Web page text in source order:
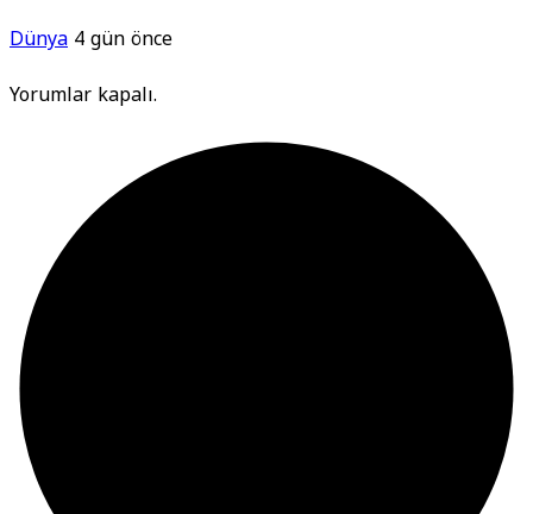
Dünya4 gün önce
Yorumlar kapalı.